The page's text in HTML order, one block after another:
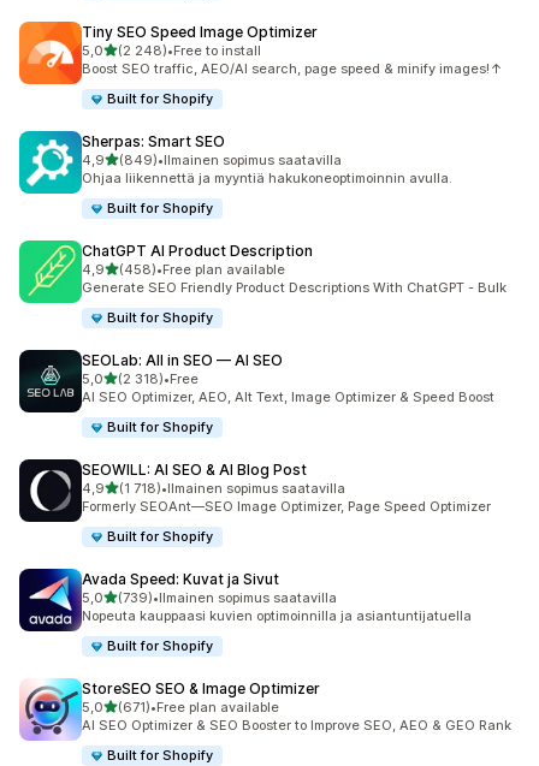
Tiny SEO Speed Image Optimizer
5,0/ 5 tähteä
(2 248)
2248 arvostelua yhteensä
•Free to install
Boost SEO traffic, AEO/AI search, page speed & minify images!↑
Built for Shopify
Sherpas: Smart SEO
4,9/ 5 tähteä
(849)
849 arvostelua yhteensä
•Ilmainen sopimus saatavilla
Ohjaa liikennettä ja myyntiä hakukoneoptimoinnin avulla.
Built for Shopify
ChatGPT AI Product Description
4,9/ 5 tähteä
(458)
458 arvostelua yhteensä
•Free plan available
Generate SEO Friendly Product Descriptions With ChatGPT - Bulk
Built for Shopify
SEOLab: All in SEO — AI SEO
5,0/ 5 tähteä
(2 318)
2318 arvostelua yhteensä
•Free
AI SEO Optimizer, AEO, Alt Text, Image Optimizer & Speed Boost
Built for Shopify
SEOWILL: AI SEO & AI Blog Post
4,9/ 5 tähteä
(1 718)
1718 arvostelua yhteensä
•Ilmainen sopimus saatavilla
Formerly SEOAnt—SEO Image Optimizer, Page Speed Optimizer
Built for Shopify
Avada Speed: Kuvat ja Sivut
5,0/ 5 tähteä
(739)
739 arvostelua yhteensä
•Ilmainen sopimus saatavilla
Nopeuta kauppaasi kuvien optimoinnilla ja asiantuntijatuella
Built for Shopify
StoreSEO SEO & Image Optimizer
5,0/ 5 tähteä
(671)
671 arvostelua yhteensä
•Free plan available
AI SEO Optimizer & SEO Booster to Improve SEO, AEO & GEO Rank
Built for Shopify